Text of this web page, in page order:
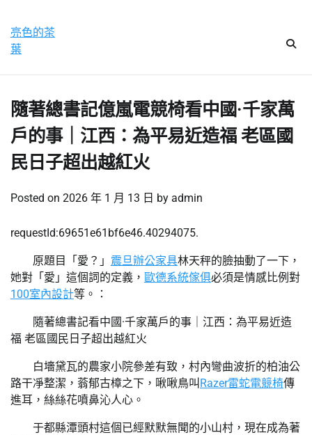
content
亮色的茶
葉
隨著總書記億嵐電競椅看中國·千家萬
戶的事｜江西：為平易近造福 老區國
民日子超出越紅火
Posted on 2026 年 1 月 13 日 by admin
requestId:69651e61bf6e46.40294075.
原題目「愛？」 震旦辦公家具林天秤的臉抽動了一下，
她對「愛」這個詞的定義， 歐德系統傢俱必須是情感比例對
100室內設計等。：
隨著總書記看中國·千家萬戶的事｜江西：為平易近造
福 老區國民日子超出越紅火
白墻黛瓦的農家小院參差有致，村內彎曲波折的柏油公
路干凈整潔，蓊郁古樟之下，啾啾鳥叫 Razer雷蛇電競椅傳
進耳，絲絲花噴鼻沁人心。
于都縣潭頭村這個已經默默無聞的小山村，現在成為著